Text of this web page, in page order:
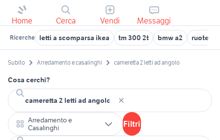
Home Cerca Vendi Messaggi
Ricerche letti a scomparsa ikea tm 300 2t bmw a2 ruote
Subito Arredamento e casalinghi cameretta 2 letti ad angolo
Cosa cerchi?
Arredamento e
Casalinghi
Filtri